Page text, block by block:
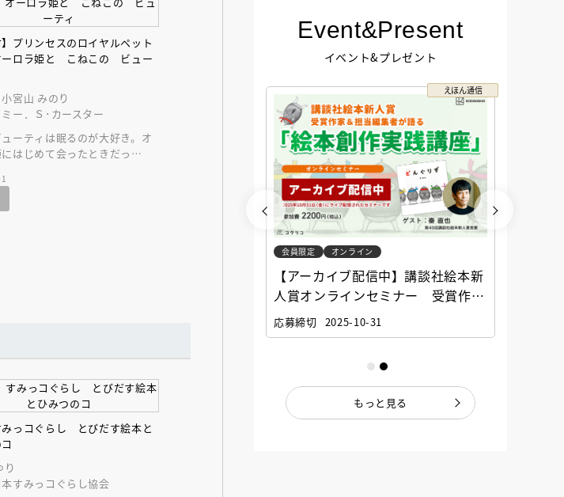
】プリンセスのロイヤルペット
ロラ姫と こねこの ビュー
宮山 みのり
ー．Ｓ･カースター
ーティは眠るのが大好き。オ
はじめて会ったときだっ
っコぐらし とびだす絵本と
り
すみっコぐらし協会
Event&Present
イベント&プレゼント
えほん通信
会員限定 オンライン
【アーカイブ配信中】講談社絵本新
人賞オンラインセミナー 受賞作家
と担当編集者が語る「絵本創作実践
講座」
応募締切 2025-10-31
もっと見る